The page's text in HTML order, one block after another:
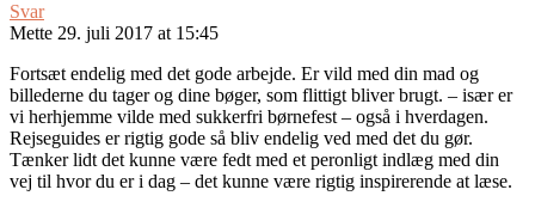
Svar
Mette 29. juli 2017 at 15:45
Fortsæt endelig med det gode arbejde. Er vild med din mad og
billederne du tager og dine bøger, som flittigt bliver brugt. – især er
vi herhjemme vilde med sukkerfri børnefest – også i hverdagen.
Rejseguides er rigtig gode så bliv endelig ved med det du gør.
Tænker lidt det kunne være fedt med et peronligt indlæg med din
vej til hvor du er i dag – det kunne være rigtig inspirerende at læse.